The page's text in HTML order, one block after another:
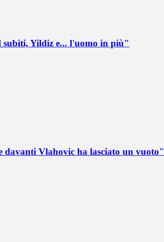
Yildiz e... l'uomo in più"
davanti Vlahovic ha lasciato un vuoto"